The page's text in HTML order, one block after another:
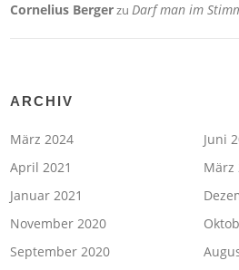
Cornelius Bergerzu Darf man im
ARCHIV
März 2024
Juni
April 2021
März
Januar 2021
November 2020
September 2020